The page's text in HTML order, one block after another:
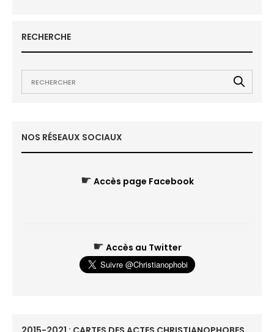
RECHERCHE
NOS RÉSEAUX SOCIAUX
☛ Accès page Facebook
☛ Accès au Twitter